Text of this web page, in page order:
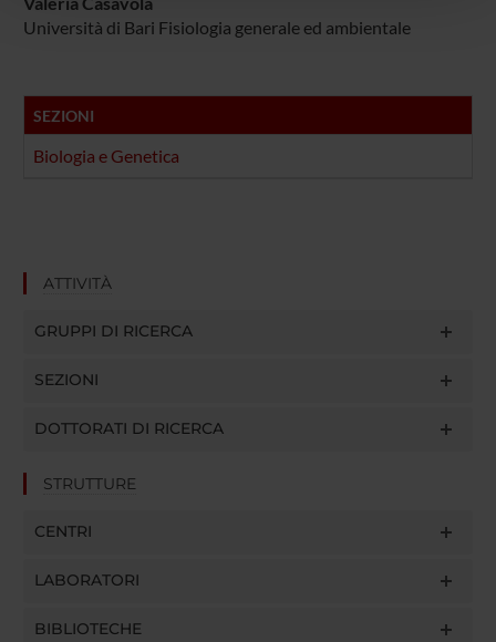
con altre informazioni che hai fornito loro o che hanno
Università di Bari Fisiologia generale ed ambientale
SEZIONI
Biologia e Genetica
ATTIVITÀ
GRUPPI DI RICERCA
SEZIONI
DOTTORATI DI RICERCA
STRUTTURE
CENTRI
LABORATORI
BIBLIOTECHE